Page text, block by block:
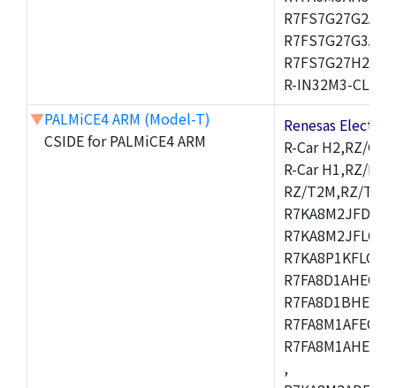
R-IN32M3-CL,R-
▼PALMiCE4 ARM (Model-T)
CSIDE for PALMiCE4 ARM
Renesas
R-Car H2,RZ/
R-Car H1,RZ/
RZ/T2M,RZ/
,